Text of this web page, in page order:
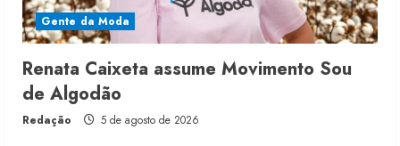
Gente da Moda
Renata Caixeta assume Movimento Sou
de Algodão
Redação 5 de agosto de 2026